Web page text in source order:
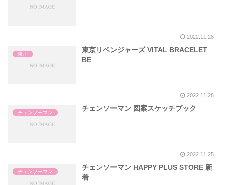
2022.11.28
東卍
東京リベンジャーズ VITAL BRACELET
BE
2022.11.28
チェンソーマン
チェンソーマン 図案スケッチブック
2022.11.25
チェンソーマン
チェンソーマン HAPPY PLUS STORE 新
着